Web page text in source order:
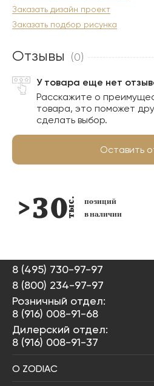
Заказать дизайн проект
Заказать подбор рисунка
Отзывы (0)
У товара еще нет
Расскажите о
товара, это поможет
сделать выбор.
Оставить
позиций
в наличии
8 (495) 730-97-97
8 (800) 234-97-97
Розничный отдел:
8 (916) 008-91-68
Дилерский отдел:
8 (916) 008-91-37
О ZODIAC